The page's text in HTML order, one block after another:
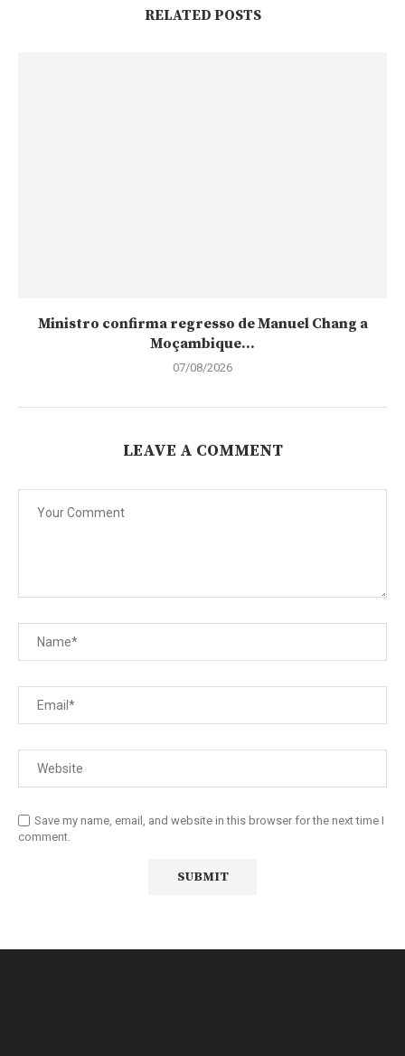
RELATED POSTS
Ministro confirma regresso de Manuel Chang a
Moçambique...
07/08/2026
LEAVE A COMMENT
Save my name, email, and website in this browser for the next time I
comment.